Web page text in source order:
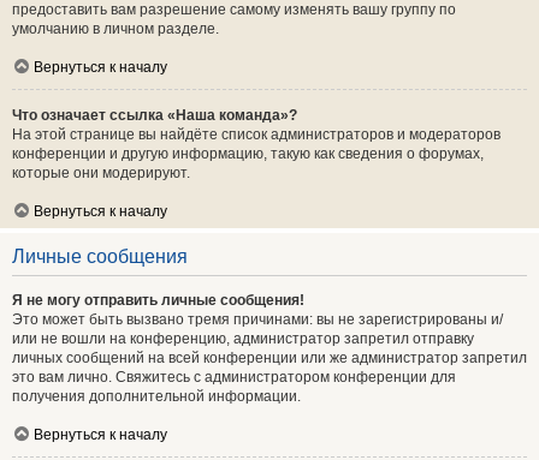
предоставить вам разрешение самому изменять вашу группу по
умолчанию в личном разделе.
Вернуться к началу
Что означает ссылка «Наша команда»?
На этой странице вы найдёте список администраторов и модераторов
конференции и другую информацию, такую как сведения о форумах,
которые они модерируют.
Вернуться к началу
Личные сообщения
Я не могу отправить личные сообщения!
Это может быть вызвано тремя причинами: вы не зарегистрированы и/
или не вошли на конференцию, администратор запретил отправку
личных сообщений на всей конференции или же администратор запретил
это вам лично. Свяжитесь с администратором конференции для
получения дополнительной информации.
Вернуться к началу